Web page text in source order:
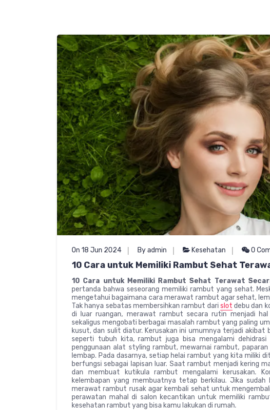
On 18 Jun 2024 By admin Kesehatan 0
10 Cara untuk Memiliki Rambut Sehat
10 Cara untuk Memiliki Rambut Sehat Terawat
pertanda bahwa seseorang memiliki rambut yang sehat.
mengetahui bagaimana cara merawat rambut agar sehat,
Tak hanya sebatas membersihkan rambut dari slot debu dan
di luar ruangan, merawat rambut secara rutin menjadi
sekaligus mengobati berbagai masalah rambut yang paling
kusut, dan sulit diatur. Kerusakan ini umumnya terjadi
seperti tubuh kita, rambut juga bisa mengalami
penggunaan alat styling rambut, mewarnai rambut,
lembap. Pada dasarnya, setiap helai rambut yang kita miliki
berfungsi sebagai lapisan luar. Saat rambut menjadi kering
dan membuat kutikula rambut mengalami kerusakan.
kelembapan yang membuatnya tetap berkilau. Jika sudah
merawat rambut rusak agar kembali sehat untuk
perawatan mahal di salon kecantikan untuk memiliki
kesehatan rambut yang bisa kamu lakukan di rumah.